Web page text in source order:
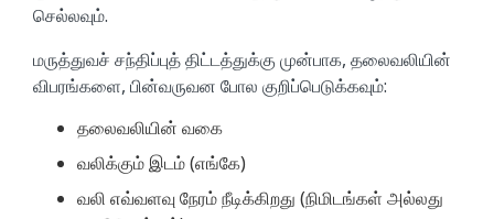
செல்லவும்.
மருத்துவச் சந்திப்புத் திட்டத்துக்கு முன்பாக, தலைவலியின்
விபரங்களை, பின்வருவன போல குறிப்பெடுக்கவும்:
தலைவலியின் வகை
வலிக்கும் இடம் (எங்கே)
வலி எவ்வளவு நேரம் நீடிக்கிறது (நிமிடங்கள் அல்லது